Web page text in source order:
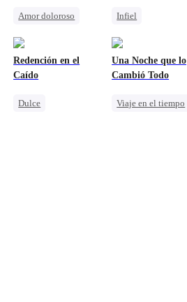
Amor doloroso
Infiel
Redención en el
Caído
Dulce
Una Noche que lo
Cambió Todo
Viaje en el tiempo